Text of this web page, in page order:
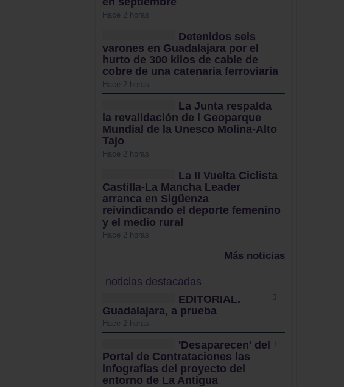
Hace 2 horas
Detenidos seis
varones en Guadalajara por el
hurto de 300 kilos de cable de
cobre de una catenaria ferroviaria
Hace 2 horas
La Junta respalda
la revalidación de l Geoparque
Mundial de la Unesco Molina-Alto
Tajo
Hace 2 horas
La II Vuelta Ciclista
Castilla-La Mancha Leader
arranca en Sigüenza
reivindicando el deporte femenino
y el medio rural
Hace 2 horas
Más noticias
noticias destacadas
EDITORIAL.
Guadalajara, a prueba
Hace 2 horas
'Desaparecen' del
Portal de Contrataciones las
infografías del proyecto del
entorno de La Antigua